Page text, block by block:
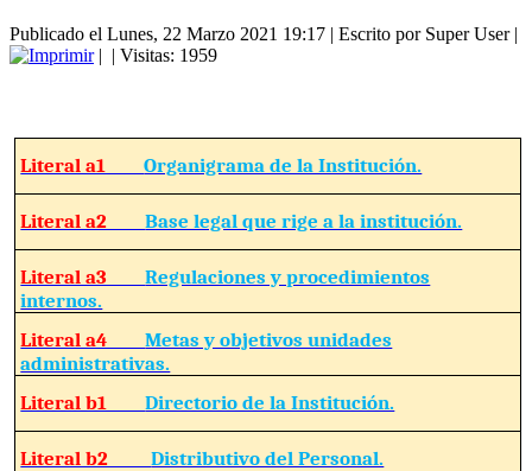
Publicado el Lunes, 22 Marzo 2021 19:17 | Escrito por Super User|
| | Visitas: 1959
Literal a1Organigrama de la Institución.
Literal a2Base legal que rige a la institución.
Literal a3Regulaciones y procedimientos
internos.
Literal a4Metas y objetivos unidades
administrativas.
Literal b1Directorio de la Institución.
Literal b2Distributivo del Personal.